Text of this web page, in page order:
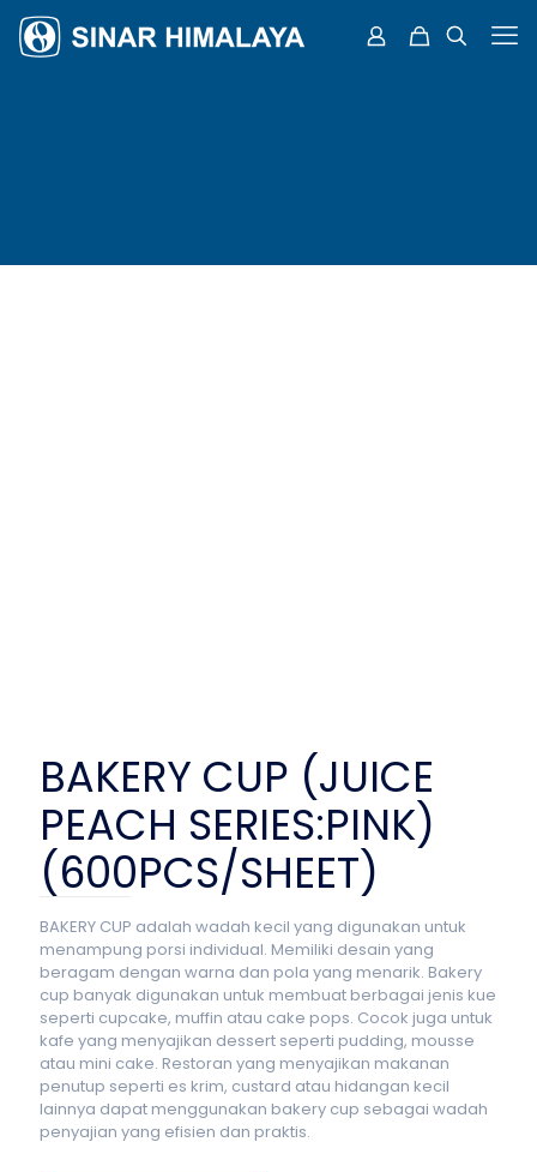
BAKERY CUP (JUICE
PEACH SERIES:PINK)
(600PCS/SHEET)
BAKERY CUP adalah wadah kecil yang digunakan untuk
menampung porsi individual. Memiliki desain yang
beragam dengan warna dan pola yang menarik. Bakery
cup banyak digunakan untuk membuat berbagai jenis kue
seperti cupcake, muffin atau cake pops. Cocok juga untuk
kafe yang menyajikan dessert seperti pudding, mousse
atau mini cake. Restoran yang menyajikan makanan
penutup seperti es krim, custard atau hidangan kecil
lainnya dapat menggunakan bakery cup sebagai wadah
penyajian yang efisien dan praktis.